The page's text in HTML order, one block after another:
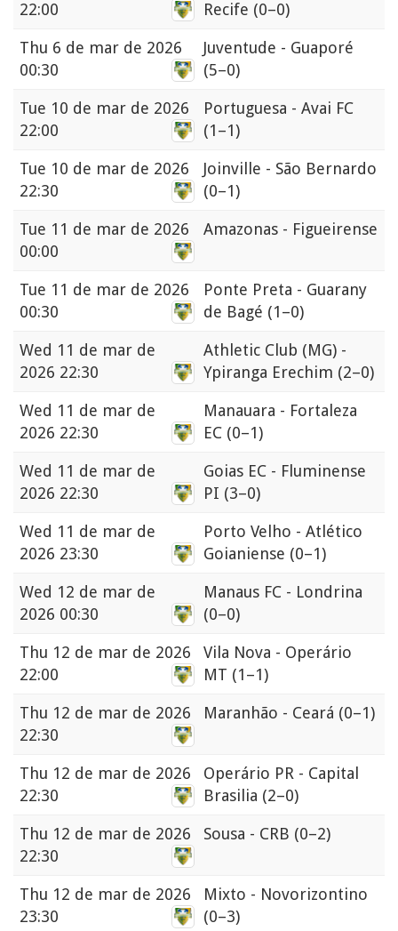
22:00 Recife (0–0)
Thu 6 de mar de 2026
00:30
Juventude - Guaporé
(5–0)
Tue 10 de mar de 2026
22:00
Portuguesa - Avai FC
(1–1)
Tue 10 de mar de 2026
22:30
Joinville - São Bernardo
(0–1)
Tue 11 de mar de 2026
00:00
Amazonas - Figueirense
Tue 11 de mar de 2026
00:30
Ponte Preta - Guarany
de Bagé (1–0)
Wed 11 de mar de
2026 22:30
Athletic Club (MG) -
Ypiranga Erechim (2–0)
Wed 11 de mar de
2026 22:30
Manauara - Fortaleza
EC (0–1)
Wed 11 de mar de
2026 22:30
Goias EC - Fluminense
PI (3–0)
Wed 11 de mar de
2026 23:30
Porto Velho - Atlético
Goianiense (0–1)
Wed 12 de mar de
2026 00:30
Manaus FC - Londrina
(0–0)
Thu 12 de mar de 2026
22:00
Vila Nova - Operário
MT (1–1)
Thu 12 de mar de 2026
22:30
Maranhão - Ceará (0–1)
Thu 12 de mar de 2026
22:30
Operário PR - Capital
Brasilia (2–0)
Thu 12 de mar de 2026
22:30
Sousa - CRB (0–2)
Thu 12 de mar de 2026
23:30
Mixto - Novorizontino
(0–3)